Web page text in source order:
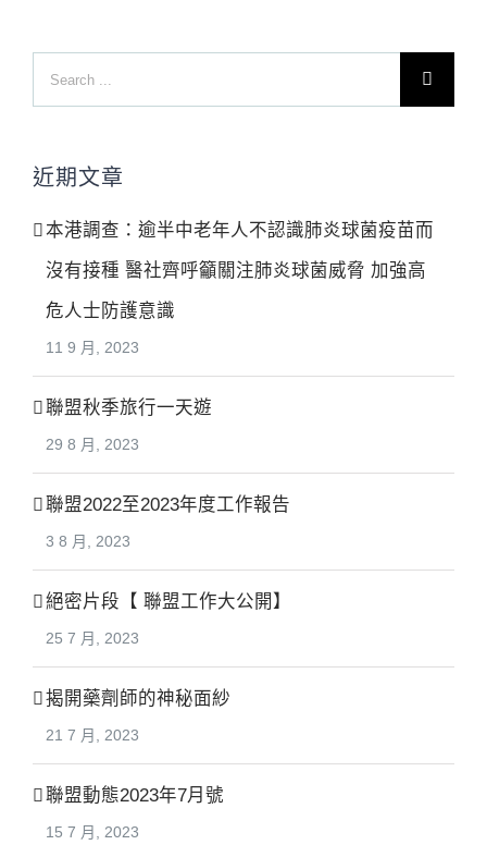
Search
for:
近期文章
本港調查：逾半中老年人不認識肺炎球菌疫苗而
沒有接種 醫社齊呼籲關注肺炎球菌威脅 加強高
危人士防護意識
11 9 月, 2023
聯盟秋季旅行一天遊
29 8 月, 2023
聯盟2022至2023年度工作報告
3 8 月, 2023
絕密片段【 聯盟工作大公開】
25 7 月, 2023
揭開藥劑師的神秘面紗
21 7 月, 2023
聯盟動態2023年7月號
15 7 月, 2023